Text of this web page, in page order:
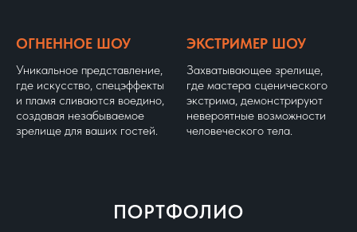
ОГНЕННОЕ ШОУ
Уникальное представление,
где искусство, спецэффекты
и пламя сливаются воедино,
создавая незабываемое
зрелище для ваших гостей.
ЭКСТРИМЕР ШОУ
Захватывающее зрелище,
где мастера сценического
экстрима, демонстрируют
невероятные возможности
человеческого тела.
ПОРТФОЛИО